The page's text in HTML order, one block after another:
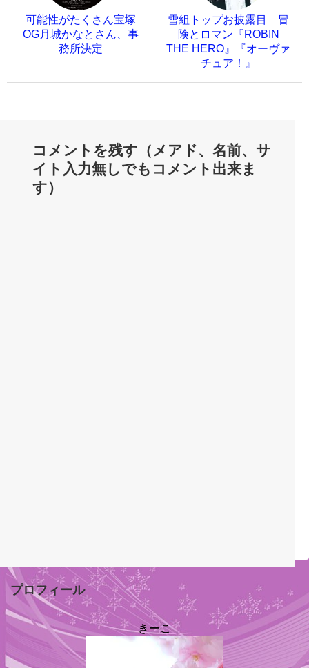
可能性がたくさん宝塚
OG月城かなとさん、事
務所決定
雪組トップお披露目 冒
険とロマン『ROBIN
THE HERO』『オーヴァ
チュア！』
コメントを残す（メアド、名前、サ
イト入力無しでもコメント出来ま
す）
プロフィール
きーこ